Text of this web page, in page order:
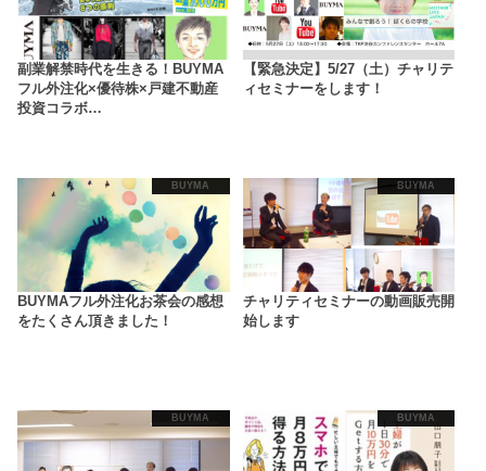
副業解禁時代を生きる！BUYMA
フル外注化×優待株×戸建不動産
投資コラボ…
【緊急決定】5/27（土）チャリテ
ィセミナーをします！
BUYMA
BUYMAフル外注化お茶会の感想
をたくさん頂きました！
BUYMA
チャリティセミナーの動画販売開
始します
BUYMA BUYMA